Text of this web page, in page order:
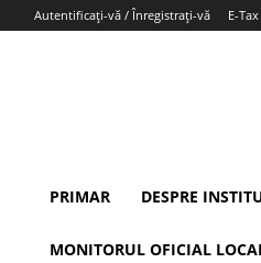
Autentificați-vă / Înregistrați-vă E-Tax
PRIMAR DESPRE
MONITORUL OFICIAL